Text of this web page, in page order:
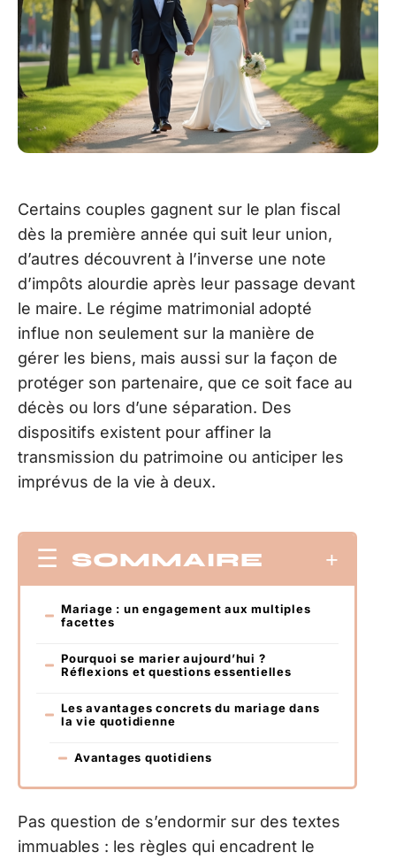
Certains couples gagnent sur le plan fiscal
dès la première année qui suit leur union,
d’autres découvrent à l’inverse une note
d’impôts alourdie après leur passage devant
le maire. Le régime matrimonial adopté
influe non seulement sur la manière de
gérer les biens, mais aussi sur la façon de
protéger son partenaire, que ce soit face au
décès ou lors d’une séparation. Des
dispositifs existent pour affiner la
transmission du patrimoine ou anticiper les
imprévus de la vie à deux.
SOMMAIRE
Mariage : un engagement aux multiples
facettes
Pourquoi se marier aujourd’hui ?
Réflexions et questions essentielles
Les avantages concrets du mariage dans
la vie quotidienne
Avantages quotidiens
Pas question de s’endormir sur des textes
immuables : les règles qui encadrent le